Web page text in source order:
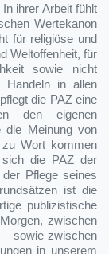
ihrer Arbeit fühlt
Wertekanon
für religiöse und
Weltoffenheit, für
sowie nicht
in allen
die PAZ eine
den eigenen
die Meinung von
Wort kommen
sich die PAZ der
Pflege seines
ist die
publizistische
zwischen
sowie zwischen
in unserem